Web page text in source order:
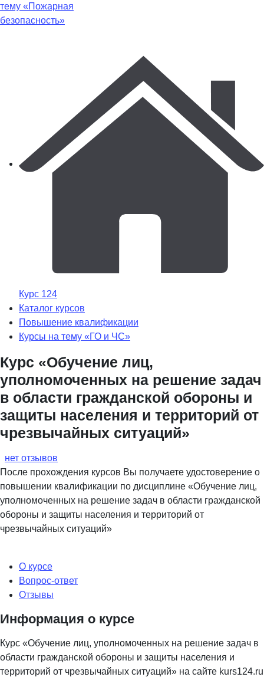
тему «Пожарная
безопасность»
Курс 124
Каталог курсов
Повышение квалификации
Курсы на тему «ГО и ЧС»
Курс «Обучение лиц,
уполномоченных на решение задач
в области гражданской обороны и
защиты населения и территорий от
чрезвычайных ситуаций»
нет отзывов
После прохождения курсов Вы получаете удостоверение о
повышении квалификации по дисциплине «Обучение лиц,
уполномоченных на решение задач в области гражданской
обороны и защиты населения и территорий от
чрезвычайных ситуаций»
О курсе
Вопрос-ответ
Отзывы
Информация о курсе
Курс «Обучение лиц, уполномоченных на решение задач в
области гражданской обороны и защиты населения и
территорий от чрезвычайных ситуаций» на сайте kurs124.ru